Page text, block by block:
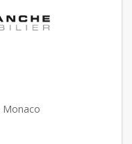
Monaco